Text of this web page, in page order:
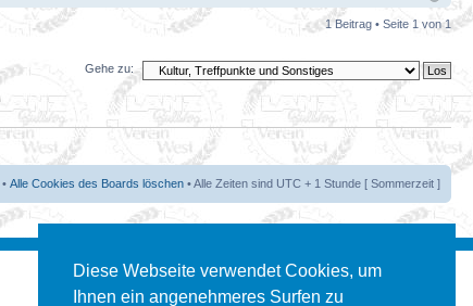
Diese Webseite verwendet Cookies, um
Ihnen ein angenehmeres Surfen zu
1 Beitrag • Seite 1 von1
Gehe zu:
• Alle Cookies des Boards löschen • Alle Zeiten sind UTC + 1 Stunde [ Sommerzeit ]